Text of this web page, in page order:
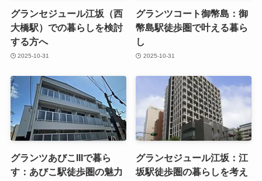
グランセジュール江坂（西
大橋駅）での暮らしを検討
する方へ
2025-10-31
グランツコート御幣島：御
幣島駅徒歩圏で叶える暮ら
し
2025-10-31
グランツあびこIIIで暮ら
す：あびこ駅徒歩圏の魅力
グランセジュール江坂：江
坂駅徒歩圏の暮らしを考え